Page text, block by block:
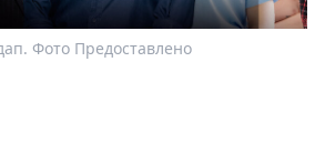
Фото Предоставлено